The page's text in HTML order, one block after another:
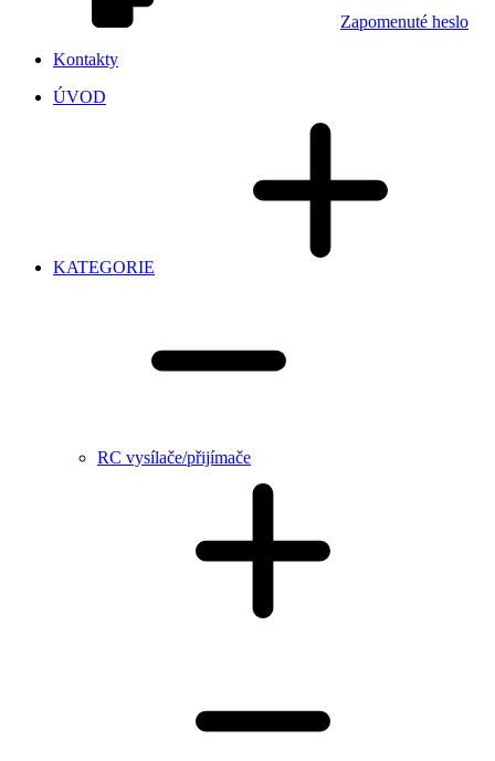
Zapomenuté heslo
Kontakty
ÚVOD
KATEGORIE
RC vysílače/přijímače